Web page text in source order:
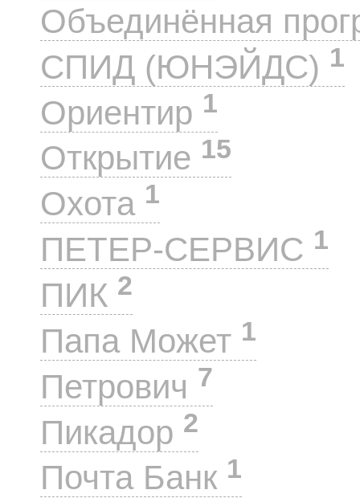
Объединённая
СПИД (ЮНЭЙДС) 1
Ориентир 1
Открытие 15
Охота 1
ПЕТЕР-СЕРВИС 1
ПИК 2
Папа Может 1
Петрович 7
Пикадор 2
Почта Банк 1